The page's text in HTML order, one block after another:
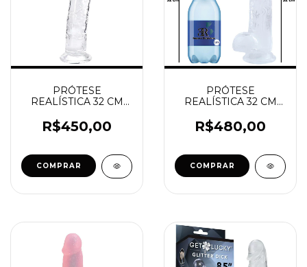
PRÓTESE
REALÍSTICA 32 CM
SALIENTES, GLANDE
E VENTOSA
R$450,00
PRÓTESE
REALÍSTICA 32 CM
SALIENTES, GLANDE,
ESCROTO E
R$480,00